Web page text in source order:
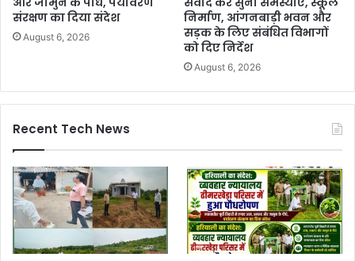
संरक्षण का दिया संदेश
August 6, 2026
निर्माण, आंगनबाड़ी भवन और
सड़क के लिए संबंधित विभागों
को दिए निर्देश
August 6, 2026
Recent Tech News